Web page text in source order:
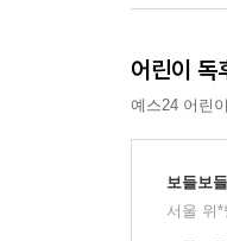
“내가 가져
“물론이지!”
흰색의 토
코끼리까
어린이 독
예스24 어린
보들보
서울 위